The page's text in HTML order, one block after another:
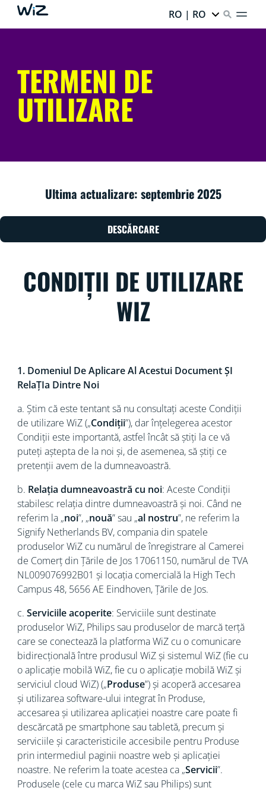
RO | RO
TERMENI DE
UTILIZARE
Ultima actualizare: septembrie 2025
DESCĂRCARE
CONDIȚII DE UTILIZARE
WIZ
1. Domeniul De Aplicare Al Acestui Document ȘI
RelaȚIa Dintre Noi
a. Știm că este tentant să nu consultați aceste Condiții
de utilizare WiZ („Condiții”), dar înțelegerea acestor
Condiții este importantă, astfel încât să știți la ce vă
puteți aștepta de la noi și, de asemenea, să știți ce
pretenții avem de la dumneavoastră.
b. Relația dumneavoastră cu noi: Aceste Condiții
stabilesc relația dintre dumneavoastră și noi. Când ne
referim la „noi”, „nouă” sau „al nostru”, ne referim la
Signify Netherlands BV, compania din spatele
produselor WiZ cu numărul de înregistrare al Camerei
de Comerț din Țările de Jos 17061150, numărul de TVA
NL009076992B01 și locația comercială la High Tech
Campus 48, 5656 AE Eindhoven, Țările de Jos.
c. Serviciile acoperite: Serviciile sunt destinate
produselor WiZ, Philips sau produselor de marcă terță
care se conectează la platforma WiZ cu o comunicare
bidirecțională între produsul WiZ și sistemul WiZ (fie cu
o aplicație mobilă WiZ, fie cu o aplicație mobilă WiZ și
serviciul cloud WiZ) („Produse”) și acoperă accesarea
și utilizarea software-ului integrat în Produse,
accesarea și utilizarea aplicației noastre care poate fi
descărcată pe smartphone sau tabletă, precum și
serviciile și caracteristicile accesibile pentru Produse
prin intermediul paginii noastre web și aplicației
noastre. Ne referim la toate acestea ca „Servicii”.
Produsele (cele cu marca WiZ sau Philips) sunt